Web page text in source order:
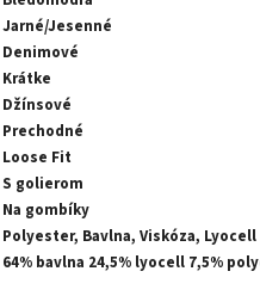
Jarné/Jesenné
Denimové
Krátke
Džínsové
Prechodné
Loose Fit
S golierom
Na gombíky
Polyester, Bavlna, Viskóza, Lyocell
64% bavlna 24,5% lyocell 7,5%